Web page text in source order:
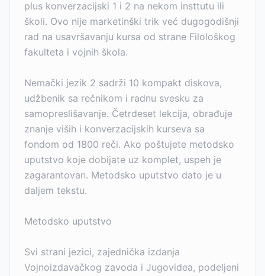
plus konverzacijski 1 i 2 na nekom insttutu ili
školi. Ovo nije marketinški trik već dugogodišnji
rad na usavršavanju kursa od strane Filološkog
fakulteta i vojnih škola.
Nemački jezik 2 sadrži 10 kompakt diskova,
udžbenik sa rečnikom i radnu svesku za
samopreslišavanje. Četrdeset lekcija, obrađuje
znanje viših i konverzacijskih kurseva sa
fondom od 1800 reči. Ako poštujete metodsko
uputstvo koje dobijate uz komplet, uspeh je
zagarantovan. Metodsko uputstvo dato je u
daljem tekstu.
Metodsko uputstvo
Svi strani jezici, zajednička izdanja
Vojnoizdavačkog zavoda i Jugovidea, podeljeni